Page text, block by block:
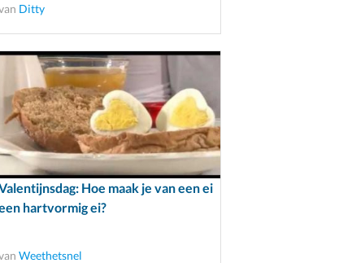
Ditty
Hoe maak je van een ei
hartvormig ei?
Weethetsnel